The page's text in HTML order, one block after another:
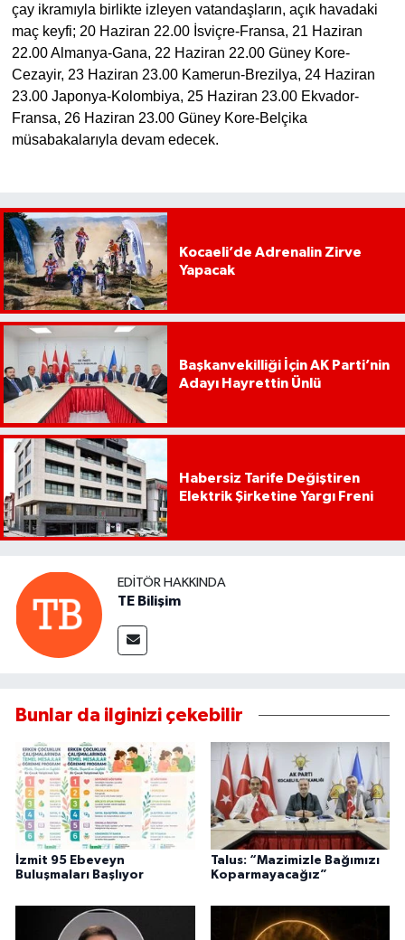
çay ikramıyla birlikte izleyen vatandaşların, açık havadaki
maç keyfi; 20 Haziran 22.00 İsviçre-Fransa, 21 Haziran
22.00 Almanya-Gana, 22 Haziran 22.00 Güney Kore-
Cezayir, 23 Haziran 23.00 Kamerun-Brezilya, 24 Haziran
23.00 Japonya-Kolombiya, 25 Haziran 23.00 Ekvador-
Fransa, 26 Haziran 23.00 Güney Kore-Belçika
müsabakalarıyla devam edecek.
Kocaeli’de Adrenalin Zirve
Yapacak
Başkanvekilliği İçin AK Parti’nin
Adayı Hayrettin Ünlü
Habersiz Tarife Değiştiren
Elektrik Şirketine Yargı Freni
EDITÖR HAKKINDA
TE Bilişim
Bunlar da ilginizi çekebilir
İzmit 95 Ebeveyn
Buluşmaları Başlıyor
Talus: “Mazimizle Bağımızı
Koparmayacağız”